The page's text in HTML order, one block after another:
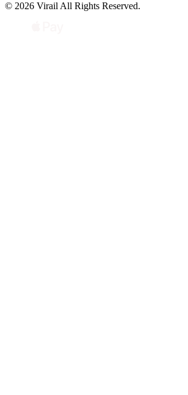
© 2026 Virail All Rights Reserved.